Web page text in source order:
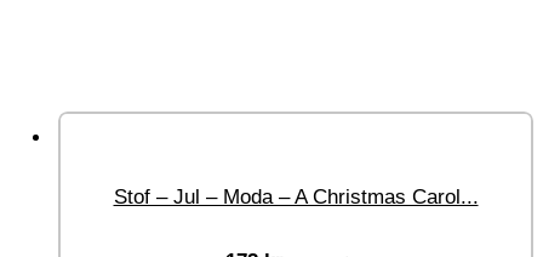
Stof – Jul – Moda – A Christmas Carol...